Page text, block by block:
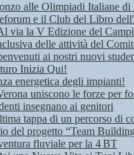
alle Olimpiadi Italiane di
e il Club del Libro
via la V Edizione del
delle attività del
ai nostri nuovi
Inizia Qui!
energetica degli impianti!
uniscono le forze per
insegnano ai genitori
tappa di un percorso di
del progetto “Team
fluviale per la 4 BT